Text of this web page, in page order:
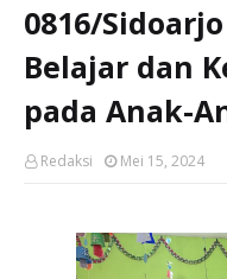
0816/
Belajar dan
pada Anak-
Redaksi Mei 15, 2024